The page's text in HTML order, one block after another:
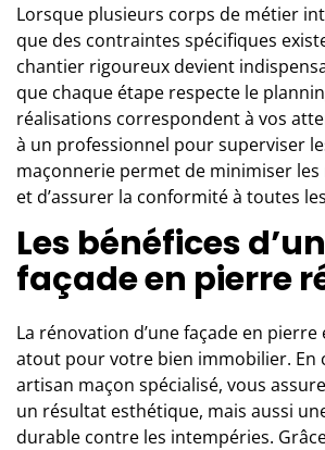
Lorsque plusieurs corps de métier
que des contraintes spécifiques
chantier rigoureux devient
que chaque étape respecte le
réalisations correspondent à vos
à un professionnel pour superviser
maçonnerie permet de minimiser
et d’assurer la conformité à toutes
Les bénéfices
façade en pierre
La rénovation d’une façade en
atout pour votre bien immobilier. En
artisan maçon spécialisé, vous
un résultat esthétique, mais aussi
durable contre les intempéries.